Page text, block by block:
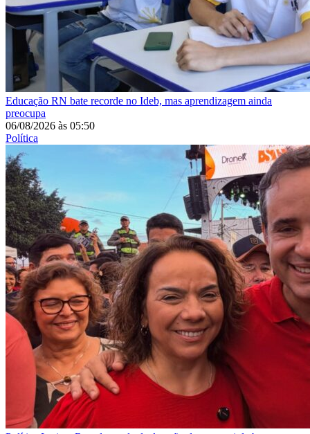
Educação RN bate recorde no Ideb, mas aprendizagem ainda
preocupa
06/08/2026 às 05:50
Política